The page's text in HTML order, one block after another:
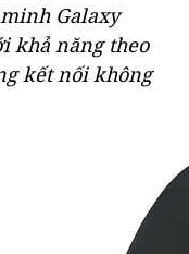
Galaxy
khả năng theo
kết nối không